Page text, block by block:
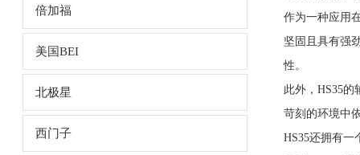
倍加福
美国BEI
北极星
西门子
作为一种应用
坚固且具有强
性。
此外，HS35
苛刻的环境中
HS35还拥有一